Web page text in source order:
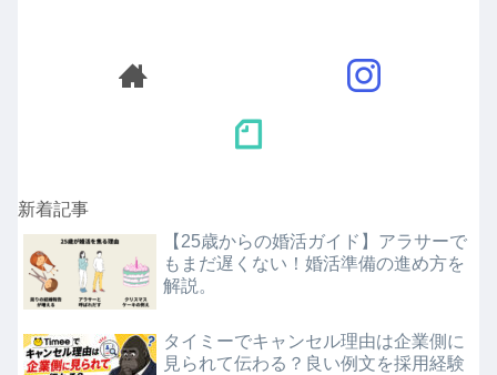
新着記事
【25歳からの婚活ガイド】アラサーで
もまだ遅くない！婚活準備の進め方を
解説。
タイミーでキャンセル理由は企業側に
見られて伝わる？良い例文を採用経験